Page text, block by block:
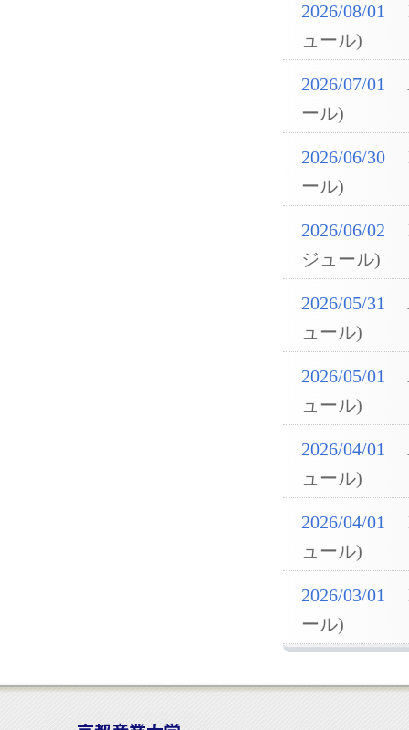
2026/08/01
ュール)
2026/07/01
ール)
2026/06/30
ール)
2026/06/02
ジュール)
2026/05/31
ュール)
2026/05/01
ュール)
2026/04/01
ュール)
2026/04/01
ュール)
2026/03/01
ール)